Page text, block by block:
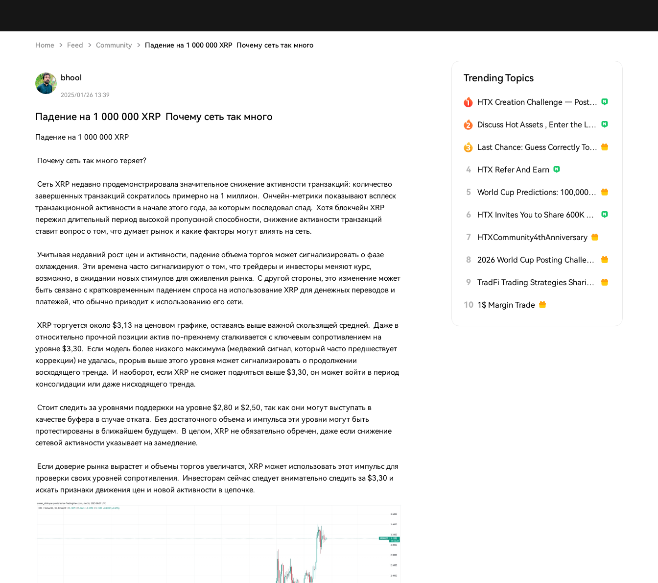
Home Feed Community Падение на 1 000 000 XRP Почему сеть так много
bhool
2025/01/26 13:39
Падение на 1 000 000 XRP Почему сеть так много
Падение на 1 000 000 XRP
Почему сеть так много теряет?
Сеть XRP недавно продемонстрировала значительное снижение активности транзакций: количество
завершенных транзакций сократилось примерно на 1 миллион. Ончейн-метрики показывают всплеск
транзакционной активности в начале этого года, за которым последовал спад. Хотя блокчейн XRP
пережил длительный период высокой пропускной способности, снижение активности транзакций
ставит вопрос о том, что думает рынок и какие факторы могут влиять на сеть.
Учитывая недавний рост цен и активности, падение объема торгов может сигнализировать о фазе
охлаждения. Эти времена часто сигнализируют о том, что трейдеры и инвесторы меняют курс,
возможно, в ожидании новых стимулов для оживления рынка. С другой стороны, это изменение может
быть связано с кратковременным падением спроса на использование XRP для денежных переводов и
платежей, что обычно приводит к использованию его сети.
XRP торгуется около $3,13 на ценовом графике, оставаясь выше важной скользящей средней. Даже в
относительно прочной позиции актив по-прежнему сталкивается с ключевым сопротивлением на
уровне $3,30. Если модель более низкого максимума (медвежий сигнал, который часто предшествует
коррекции) не удалась, прорыв выше этого уровня может сигнализировать о продолжении
восходящего тренда. И наоборот, если XRP не сможет подняться выше $3,30, он может войти в период
консолидации или даже нисходящего тренда.
Стоит следить за уровнями поддержки на уровне $2,80 и $2,50, так как они могут выступать в
качестве буфера в случае отката. Без достаточного объема и импульса эти уровни могут быть
протестированы в ближайшем будущем. В целом, XRP не обязательно обречен, даже если снижение
сетевой активности указывает на замедление.
Если доверие рынка вырастет и объемы торгов увеличатся, XRP может использовать этот импульс для
проверки своих уровней сопротивления. Инвесторам сейчас следует внимательно следить за $3,30 и
искать признаки движения цен и новой активности в цепочке.
Trending Topics
HTX Creation Challenge — Post and Win 1,500U
Discuss Hot Assets , Enter the Lucky Draw
Last Chance: Guess Correctly Today and Win More
4 HTX Refer And Earn
5 World Cup Predictions: 100,000 USDT Daily
6 HTX Invites You to Share 600K USDT in Gift Packs
7 HTXCommunity4thAnniversary
8 2026 World Cup Posting Challenge on HTX Square
9 TradFi Trading Strategies Sharing Challenge
10 1$ Margin Trade